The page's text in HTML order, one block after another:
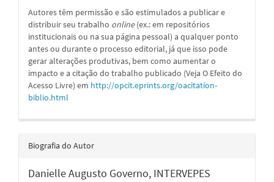
Autores têm permissão e são estimulados a publicar e
distribuir seu trabalho online(ex.: em repositórios
institucionais ou na sua página pessoal) a qualquer ponto
antes ou durante o processo editorial, já que isso pode
gerar alterações produtivas, bem como aumentar o
impacto e a citação do trabalho publicado (Veja O Efeito do
Acesso Livre) em http://opcit.eprints.org/oacitation-
biblio.html
Biografia do Autor
Danielle Augusto Governo, INTERVEPES